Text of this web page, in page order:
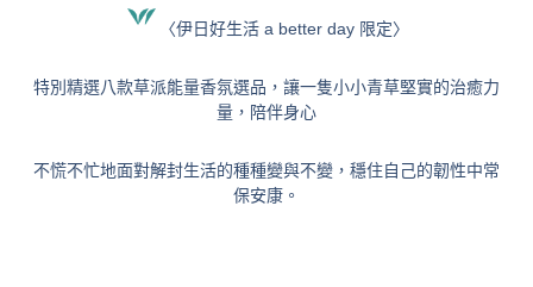
〈伊日好生活 a better day 限定〉
特別精選八款草派能量香氛選品，讓一隻小小青草堅實的治癒力
量，陪伴身心
不慌不忙地面對解封生活的種種變與不變，穩住自己的韌性中常
保安康。